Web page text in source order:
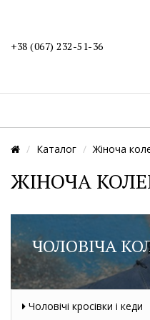
+38 (067) 232-51-36
Каталог Жіноча
ЖІНОЧА
ЧОЛОВІЧА
Чоловічі кросівки і кеди